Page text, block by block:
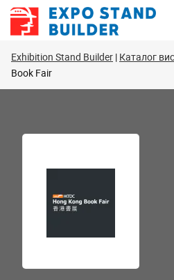
Перейти
Exhibition Stand Builder Каталог
Book Fair